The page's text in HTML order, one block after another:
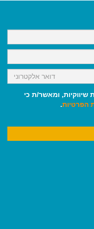
k
שיווקיות, ומאשר/ת כי
הפרטיות.